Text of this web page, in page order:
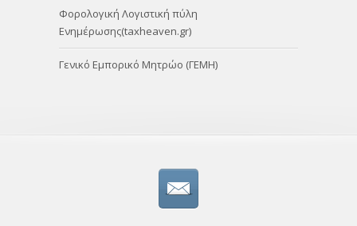
Φορολογική Λογιστική πύλη
Ενημέρωσης(taxheaven.gr)
Γενικό Εμπορικό Μητρώο (ΓΕΜΗ)